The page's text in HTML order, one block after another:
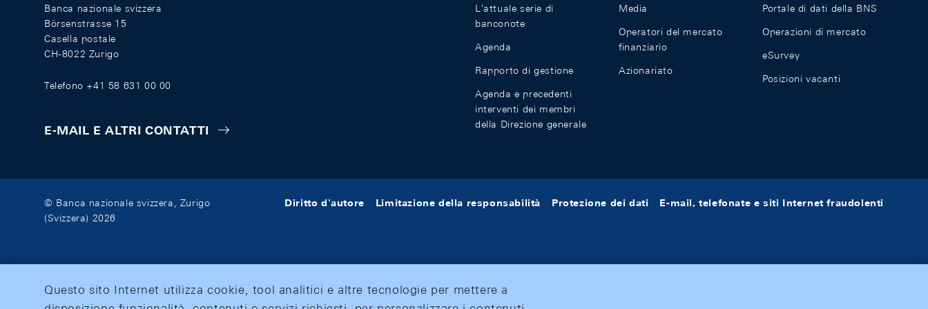
Banca nazionale svizzera
Börsenstrasse 15
Casella postale
CH-8022 Zurigo
Telefono +41 58 631 00 00
E-MAIL E ALTRI CONTATTI
L'attuale serie di
banconote
Agenda
Rapporto di gestione
Agenda e precedenti
interventi dei membri
della Direzione generale
Media
Operatori del mercato
finanziario
Azionariato
Portale di dati della BNS
Operazioni di mercato
eSurvey
Posizioni vacanti
© Banca nazionale svizzera, Zurigo
(Svizzera) 2026
Diritto d'autore Limitazione della responsabilità Protezione dei dati E-mail, telefonate e siti Internet fraudolenti
Questo sito Internet utilizza cookie, tool analitici e altre tecnologie per mettere a